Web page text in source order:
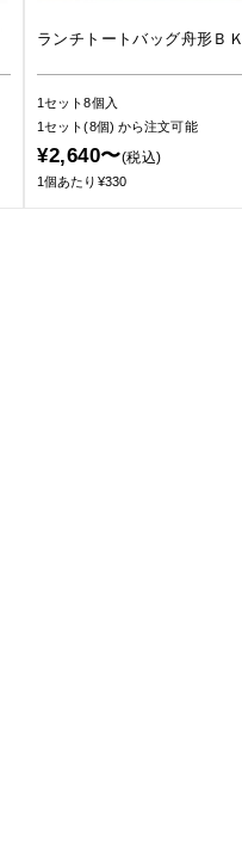
ランチトートバッグ舟形ＢＫ
1セット8個入
1セット(8個) から注文可能
¥2,640〜(税込)
1個あたり¥330